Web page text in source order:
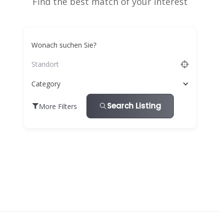
Wonach suchen Sie?
Category
More Filters Search Listing